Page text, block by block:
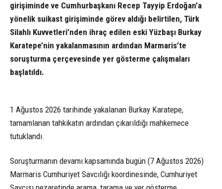
girişiminde ve Cumhurbaşkanı Recep Tayyip Erdoğan’a
yönelik suikast girişiminde görev aldığı belirtilen, Türk
Silahlı Kuvvetleri’nden ihraç edilen eski Yüzbaşı Burkay
Karatepe’nin yakalanmasının ardından Marmaris’te
soruşturma çerçevesinde yer gösterme çalışmaları
başlatıldı.
1 Ağustos 2026 tarihinde yakalanan Burkay Karatepe,
tamamlanan tahkikatın ardından çıkarıldığı mahkemece
tutuklandı.
Soruşturmanın devamı kapsamında bugün (7 Ağustos 2026)
Marmaris Cumhuriyet Savcılığı koordinesinde, Cumhuriyet